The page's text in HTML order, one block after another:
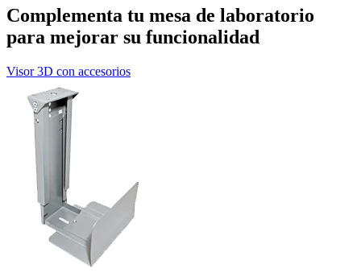
Complementa tu mesa de laboratorio
para mejorar su funcionalidad
Visor 3D con accesorios